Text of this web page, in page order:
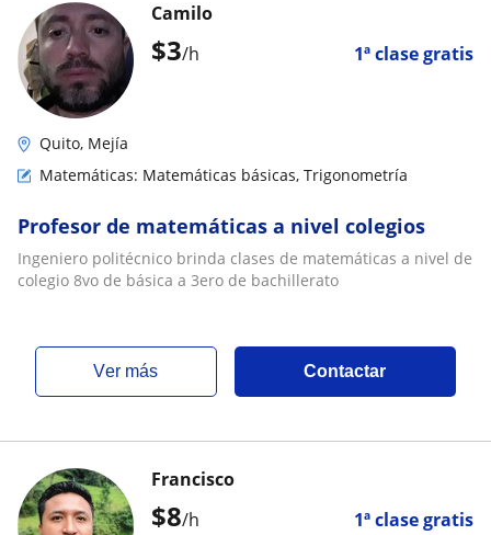
$3/h 1ª clase gratis
Camilo
Quito, Mejía
Matemáticas: Matemáticas básicas, Trigonometría
Profesor de matemáticas a nivel colegios
Ingeniero politécnico brinda clases de matemáticas a nivel de
colegio 8vo de básica a 3ero de bachillerato
ver más Contactar
$8/h 1ª clase gratis
Francisco